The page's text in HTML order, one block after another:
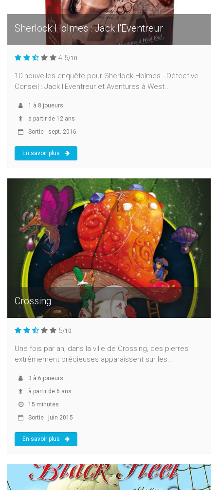
Sherlock Holmes : Jack l'Eventreur
4.5/10
10 nouvelles enquête pour Sherlock Holmes - Détective
Conseil : Jack l'Eventreur et Aventures à West...
1 à 8 joueurs
à partir de 12 ans
Sortie : sept. 2016
En savoir plus
Crossing
5/10
Une fois par an, dans la ville de Crossing, des pierres
extrêmement précieuses apparaissent sur les...
3 à 6 joueurs
à partir de 6 ans
15 minutes
Sortie : juin 2015
En savoir plus